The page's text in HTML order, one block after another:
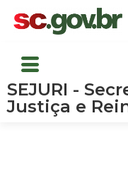
SEJURI -
Justiça e